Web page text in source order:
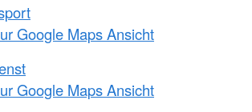
Google Maps Ansicht
Google Maps Ansicht